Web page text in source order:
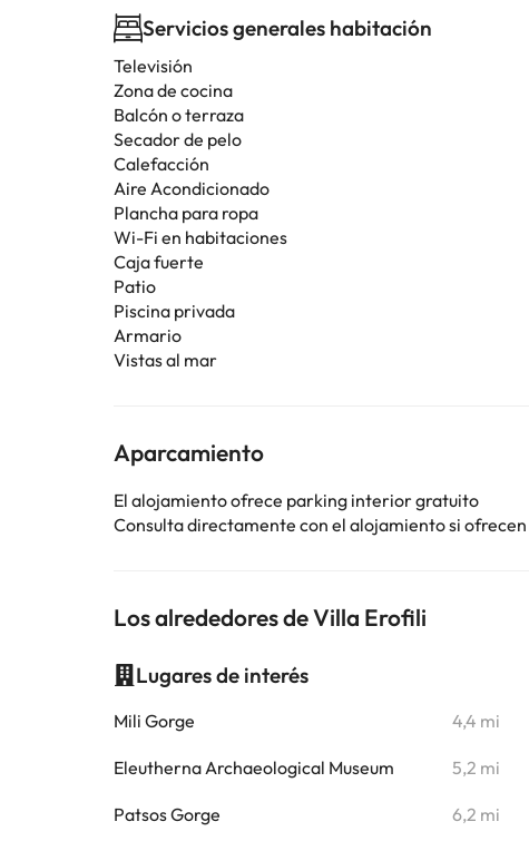
Servicios generales habitación
Televisión
Zona de cocina
Balcón o terraza
Secador de pelo
Calefacción
Aire Acondicionado
Plancha para ropa
Wi-Fi en habitaciones
Caja fuerte
Patio
Piscina privada
Armario
Vistas al mar
Aparcamiento
El alojamiento ofrece parking interior gratuito
Consulta directamente con el alojamiento si
Los alrededores de Villa Erofili
Lugares de interés
Mili Gorge 4,4 mi
Eleutherna Archaeological Museum 5,2 mi
Patsos Gorge 6,2 mi